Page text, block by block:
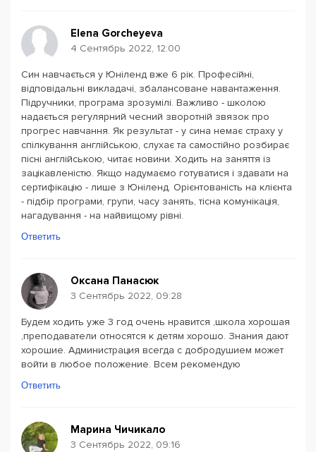
Elena Gorcheyeva
4 Сентябрь 2022, 12:00
Син навчається у Юніленд вже 6 рік. Професійні,
відповідальні викладачі, збалансоване навантаження.
Підручники, програма зрозумілі. Важливо - школою
надається регулярний чесний зворотній звязок про
прогрес навчання. Як результат - у сина немає страху у
спілкування англійською, слухає та самостійно розбирає
пісні англійською, читає новини. Ходить на заняття із
зацікавленістю. Якщо надумаємо готуватися і здавати на
сертифікацію - лише з Юніленд. Орієнтованість на клієнта
- підбір програми, групи, часу занять, тісна комунікація,
нагадування - на найвищому рівні.
Ответить
Оксана Панасюк
3 Сентябрь 2022, 09:28
Будем ходить уже 3 год очень нравится ,школа хорошая
,преподаватели относятся к детям хорошо. Знания дают
хорошие. Администрация всегда с добродушием может
войти в любое положение. Всем рекомендую
Ответить
Марина Чичикало
3 Сентябрь 2022, 09:16